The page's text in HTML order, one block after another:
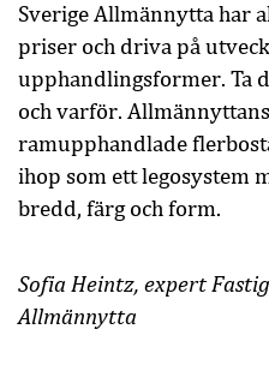
Sverige Allmännytta har
priser och driva på
upphandlingsformer. Ta
och varför.
ramupphandlade
ihop som ett legosystem
bredd, färg och form.
Sofia Heintz, expert
Allmännytta